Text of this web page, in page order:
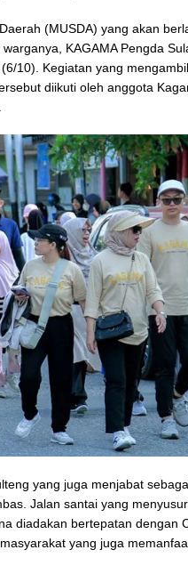
(MUSDA) yang akan
KAGAMA Pengda
10). Kegiatan yang
diikuti oleh anggota
yang juga menjabat
Jalan santai yang
diadakan bertepatan dengan
yang juga